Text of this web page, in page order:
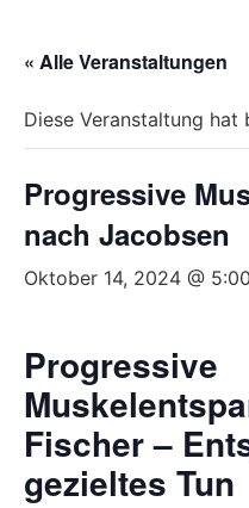
« Alle Veranstaltungen
Diese Veranstaltung
Progressive
nach Jacobsen
Oktober 14, 2024 @
Progressive
Fischer –
gezieltes Tun